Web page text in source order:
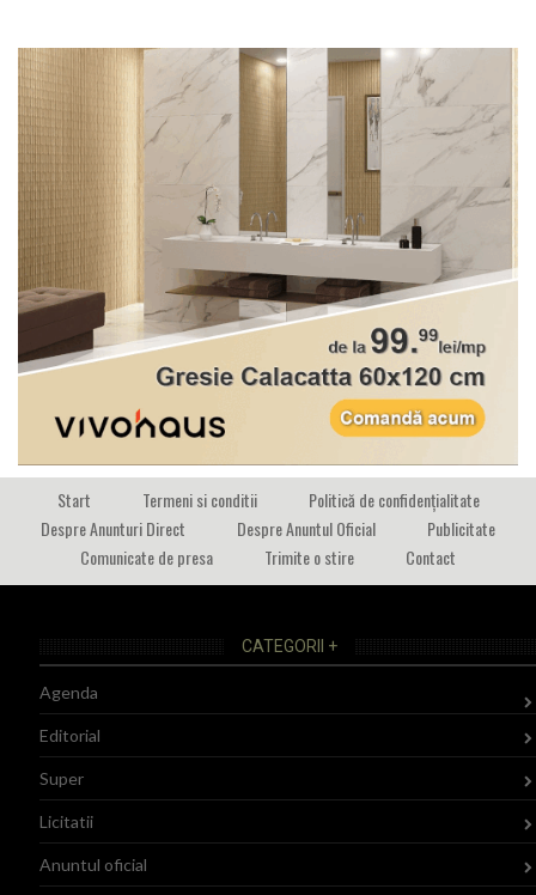
Start Termeni si conditii
Politică de confidențialitate
Despre Anunturi Direct
Despre Anuntul Oficial
Publicitate
Comunicate de presa
Trimite o stire Contact
CATEGORII +
Agenda
Editorial
Super
Licitatii
Anuntul oficial